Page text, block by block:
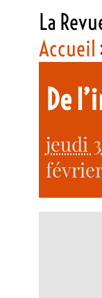
La
Accueil
De
jeudi